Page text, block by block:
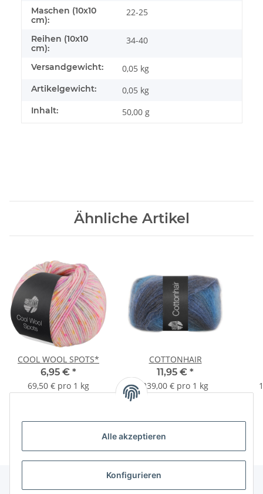
Alle akzeptieren
Konfigurieren
Maschen (10x10
cm):
22-25
Reihen (10x10
cm):
34-40
Versandgewicht: 0,05 kg
Artikelgewicht: 0,05 kg
Inhalt: 50,00 g
Ähnliche Artikel
COOL WOOL SPOTS*
6,95 € *
69,50 € pro 1 kg
COTTONHAIR
11,95 € *
239,00 € pro 1 kg